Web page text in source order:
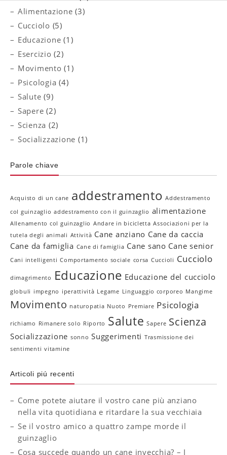
Alimentazione (3)
Cucciolo (5)
Educazione (1)
Esercizio (2)
Movimento (1)
Psicologia (4)
Salute (9)
Sapere (2)
Scienza (2)
Socializzazione (1)
Parole chiave
Acquisto di un cane addestramento Addestramento
col guinzaglio addestramento con il guinzaglio alimentazione
Allenamento col guinzaglio Andare in bicicletta Associazioni per la
tutela degli animali Attività Cane anziano Cane da caccia
Cane da famiglia Cane di famiglia Cane sano Cane senior
Cani intelligenti Comportamento sociale corsa Cuccioli Cucciolo
dimagrimento Educazione Educazione del cucciolo
globuli impegno iperattività Legame Linguaggio corporeo Mangime
Movimento naturopatia Nuoto Premiare Psicologia
richiamo Rimanere solo Riporto Salute Sapere Scienza
Socializzazione sonno Suggerimenti Trasmissione dei
sentimenti vitamine
Articoli piú recenti
Come potete aiutare il vostro cane più anziano
nella vita quotidiana e ritardare la sua vecchiaia
Se il vostro amico a quattro zampe morde il
guinzaglio
Cosa succede quando un cane invecchia? – I